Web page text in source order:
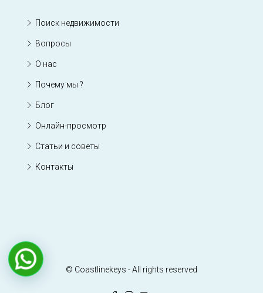
Поиск недвижимости
Вопросы
О нас
Почему мы ?
Блог
Онлайн-просмотр
Статьи и советы
Контакты
© Coastlinekeys - All rights reserved